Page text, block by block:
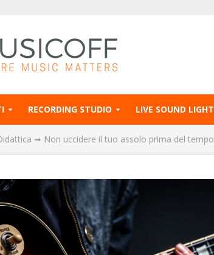
RECORDING STUDIO LIVE SOUND LIGHT
➟ Non uccidere il tuo assolo prima del tempo